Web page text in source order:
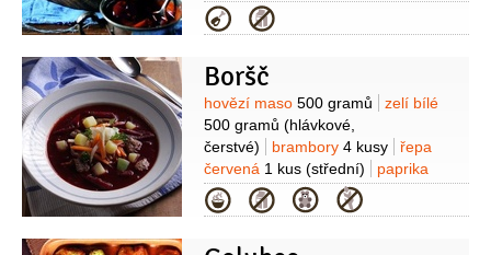
(omáčka)
0,8 decilitru
whisky
Na omáčku:
(malé)
cibule šalotka 10 kusů
víno
červené
3 decilitry
vývar
2 decilitry
rajčatový protlak
2 lžíce
sůl olej
Kategorie
Boršč
Suroviny
hovězí maso 500 gramů
zelí bílé
500 gramů (hlávkové,
čerstvé)
brambory 4 kusy
řepa
červená 1 kus (střední)
paprika
zelená1 kus mrkev1 kus
(větší)
cibule1 kus
Kategorie